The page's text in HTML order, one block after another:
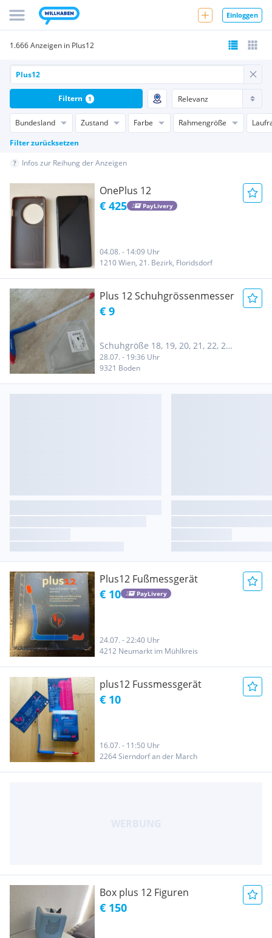
Einloggen
1.666 Anzeigen in Plus12
Bundesland Zustand Farbe Rahmengröße
Filter zurücksetzen
Filtern 1
Infos zur Reihung der Anzeigen
OnePlus 12
€ 425 PayLivery
04.08. - 14:09 Uhr
1210 Wien, 21. Bezirk, Floridsdorf
Plus 12 Schuhgrössenmesser
€ 9
Schuhgröße 18, 19, 20, 21, 22, 23,
24, 25, 26, 27, 28, 29, 30, 31, 32,
33, 34, 35, 36, 37, 38, 39, 40, 41,
42, 43, 44, 45
28.07. - 19:36 Uhr
9321 Boden
Plus12 Fußmessgerät
€ 10 PayLivery
24.07. - 22:40 Uhr
4212 Neumarkt im Mühlkreis
plus12 Fussmessgerät
€ 10
16.07. - 11:50 Uhr
2264 Sierndorf an der March
Box plus 12 Figuren
€ 150